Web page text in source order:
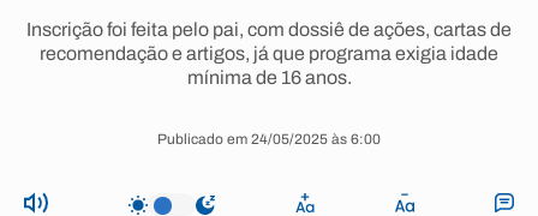
Inscrição foi feita pelo pai, com dossiê de ações, cartas de
recomendação e artigos, já que programa exigia idade
mínima de 16 anos.
Publicado em 24/05/2025 às 6:00